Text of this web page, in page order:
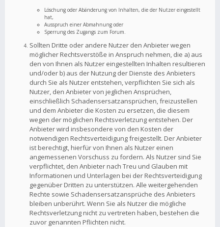
Löschung oder Abänderung von Inhalten, die der Nutzer eingestellt
hat,
Ausspruch einer Abmahnung oder
Sperrung des Zugangs zum Forum.
Sollten Dritte oder andere Nutzer den Anbieter wegen
möglicher Rechtsverstöße in Anspruch nehmen, die a) aus
den von Ihnen als Nutzer eingestellten Inhalten resultieren
und/oder b) aus der Nutzung der Dienste des Anbieters
durch Sie als Nutzer entstehen, verpflichten Sie sich als
Nutzer, den Anbieter von jeglichen Ansprüchen,
einschließlich Schadensersatzansprüchen, freizustellen
und dem Anbieter die Kosten zu ersetzen, die diesem
wegen der möglichen Rechtsverletzung entstehen. Der
Anbieter wird insbesondere von den Kosten der
notwendigen Rechtsverteidigung freigestellt. Der Anbieter
ist berechtigt, hierfür von Ihnen als Nutzer einen
angemessenen Vorschuss zu fordern. Als Nutzer sind Sie
verpflichtet, den Anbieter nach Treu und Glauben mit
Informationen und Unterlagen bei der Rechtsverteidigung
gegenüber Dritten zu unterstützen. Alle weitergehenden
Rechte sowie Schadensersatzansprüche des Anbieters
bleiben unberührt. Wenn Sie als Nutzer die mögliche
Rechtsverletzung nicht zu vertreten haben, bestehen die
zuvor genannten Pflichten nicht.